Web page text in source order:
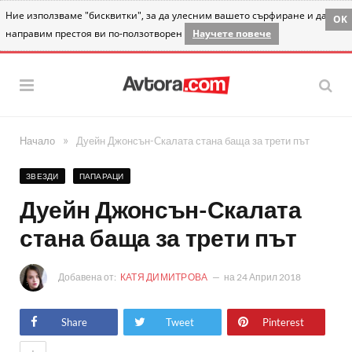
Ние използваме "бисквитки", за да улесним вашето сърфиране и да
направим престоя ви по-ползотворен
Научете повече
OK
Начало » Дуейн Джонсън-Скалата стана баща за трети път
ЗВЕЗДИ ПАПАРАЦИ
Дуейн Джонсън-Скалата
стана баща за трети път
Добавена от: КАТЯ ДИМИТРОВА на 24 Април 2018
Share Tweet Pinterest